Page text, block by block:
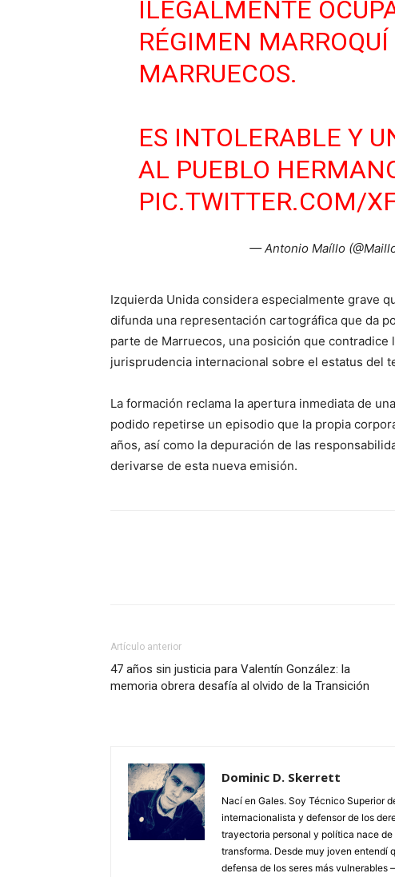
ILEGALMENTE
RÉGIMEN
MARRUECOS.
ES INTOLERABLE Y
AL PUEBLO
PIC.TWITTER.COM/
— Antonio Maíllo
Izquierda Unida considera especialmente grave
difunda una representación cartográfica que da
parte de Marruecos, una posición que
jurisprudencia internacional sobre el estatus del
La formación reclama la apertura inmediata de
podido repetirse un episodio que la propia
años, así como la depuración de las
derivarse de esta nueva emisión.
Artículo anterior
47 años sin justicia para Valentín González: la
memoria obrera desafía al olvido de la Transición
Dominic D. Skerrett
Nací en Gales. Soy Técnico Superior
internacionalista y defensor de los
trayectoria personal y política nace
transforma. Desde muy joven entendí
defensa de los seres más